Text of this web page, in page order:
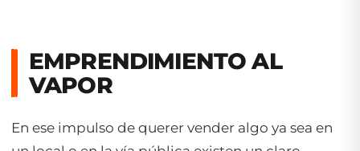
EMPRENDIMIENTO AL
VAPOR
En ese impulso de querer vender algo ya sea en